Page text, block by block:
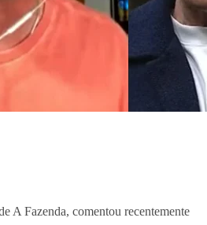
A Fazenda, comentou recentemente